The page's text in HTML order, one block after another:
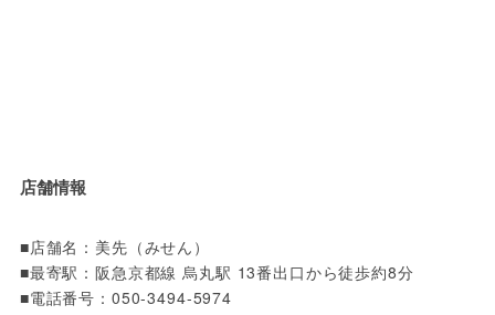
店舗情報
■店舗名：美先（みせん）
■最寄駅：阪急京都線 烏丸駅 13番出口から徒歩約8分
■電話番号：050-3494-5974